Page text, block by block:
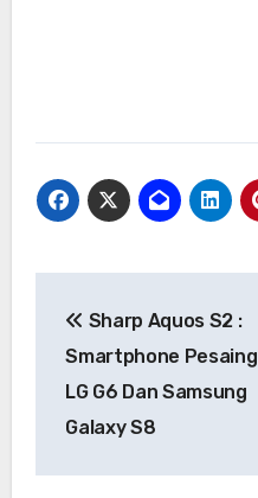
pos
Sharp Aquos S2 :
Smartphone Pesaing
LG G6 Dan Samsung
Galaxy S8